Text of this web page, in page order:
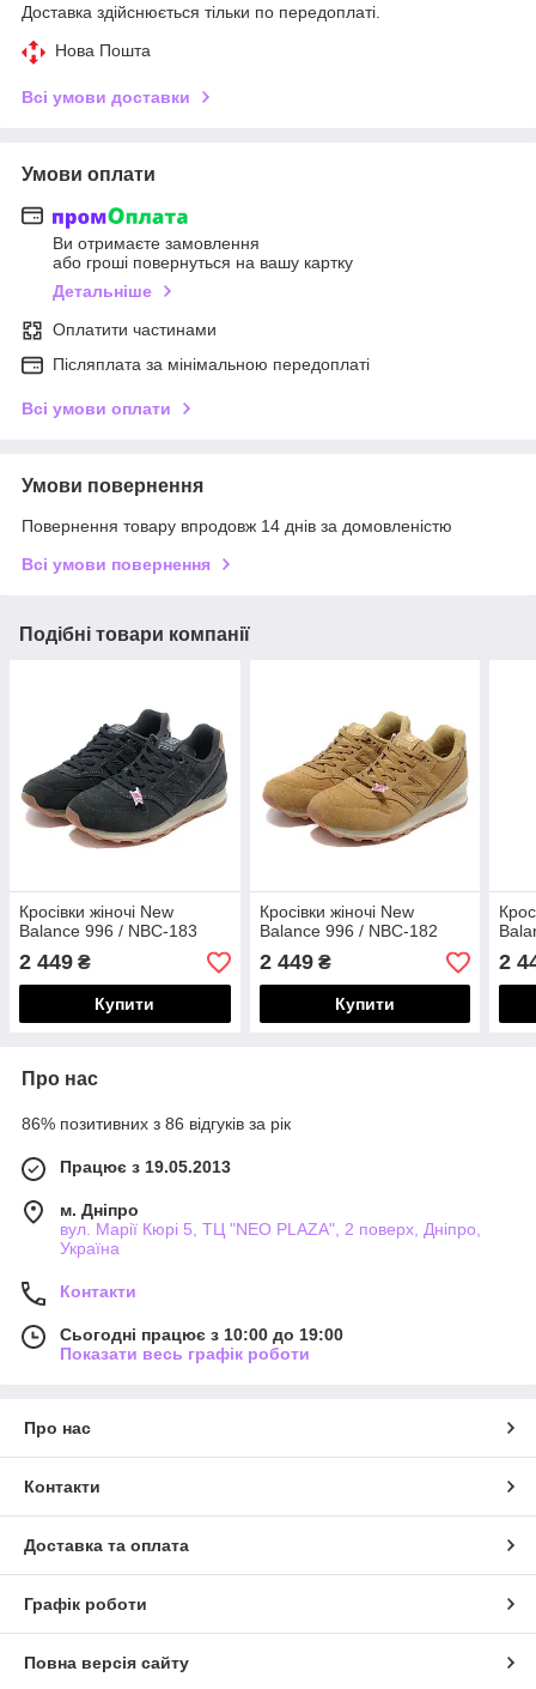
Доставка здійснюється тільки по передоплаті.
Нова Пошта
Всі умови доставки
Умови оплати
Ви отримаєте замовлення
або гроші повернуться на вашу картку
Детальніше
Оплатити частинами
Післяплата за мінімальною передоплаті
Всі умови оплати
Умови повернення
Повернення товару впродовж 14 днів за домовленістю
Всі умови повернення
Подібні товари компанії
Кросівки жіночі New
Balance 996 / NBC-183
2 449 ₴
Купити
Кросівки жіночі New
Balance 996 / NBC-182
2 449₴
Купити
2
Про нас
86% позитивних з 86 відгуків за рік
Працює з 19.05.2013
м. Дніпро
вул. Марії Кюрі 5, ТЦ "NEO PLAZA", 2 поверх, Дніпро,
Україна
Контакти
Сьогодні працює з 10:00 до 19:00
Показати весь графік роботи
Про нас
Контакти
Доставка та оплата
Графік роботи
Повна версія сайту